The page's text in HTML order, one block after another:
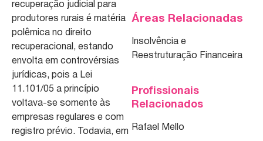
recuperação judicial para
produtores rurais é matéria
polêmica no direito
recuperacional, estando
envolta em controvérsias
jurídicas, pois a Lei
11.101/05 a princípio
voltava-se somente às
empresas regulares e com
registro prévio. Todavia, em
Áreas Relacionadas
Insolvência e
Reestruturação Financeira
Profissionais
Relacionados
Rafael Mello